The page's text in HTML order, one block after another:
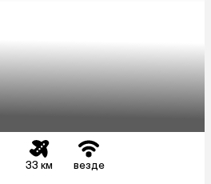
33 км везде